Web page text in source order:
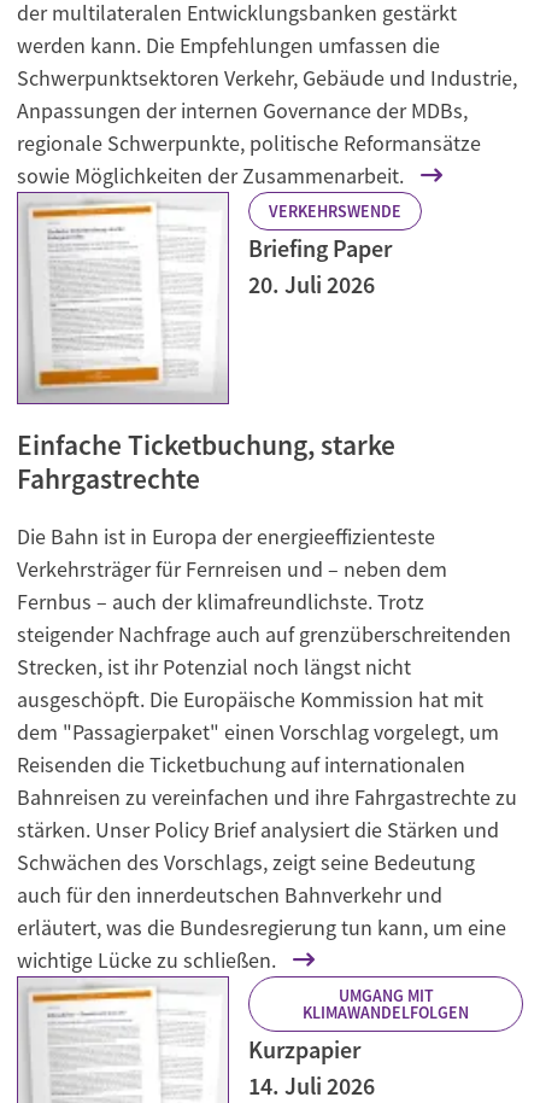
der multilateralen Entwicklungsbanken gestärkt
werden kann. Die Empfehlungen umfassen die
Schwerpunktsektoren Verkehr, Gebäude und Industrie,
Anpassungen der internen Governance der MDBs,
regionale Schwerpunkte, politische Reformansätze
sowie Möglichkeiten der Zusammenarbeit.
VERKEHRSWENDE
Briefing Paper
20. Juli 2026
Einfache Ticketbuchung, starke
Fahrgastrechte
Die Bahn ist in Europa der energieeffizienteste
Verkehrsträger für Fernreisen und – neben dem
Fernbus – auch der klimafreundlichste. Trotz
steigender Nachfrage auch auf grenzüberschreitenden
Strecken, ist ihr Potenzial noch längst nicht
ausgeschöpft. Die Europäische Kommission hat mit
dem "Passagierpaket" einen Vorschlag vorgelegt, um
Reisenden die Ticketbuchung auf internationalen
Bahnreisen zu vereinfachen und ihre Fahrgastrechte zu
stärken. Unser Policy Brief analysiert die Stärken und
Schwächen des Vorschlags, zeigt seine Bedeutung
auch für den innerdeutschen Bahnverkehr und
erläutert, was die Bundesregierung tun kann, um eine
wichtige Lücke zu schließen.
UMGANG MIT
KLIMAWANDELFOLGEN
Kurzpapier
14. Juli 2026